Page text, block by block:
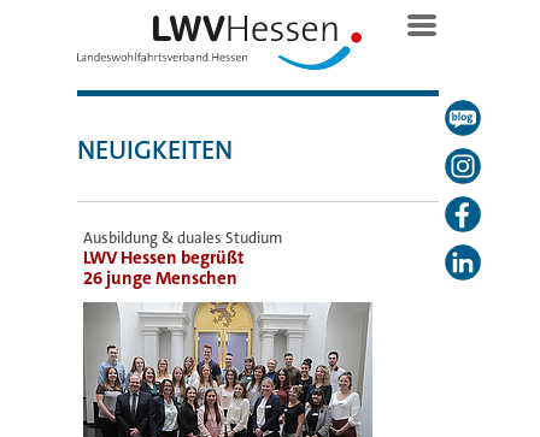
NEUIGKEITEN
Ausbildung & duales Studium
LWV Hessen begrüßt
26 junge Menschen